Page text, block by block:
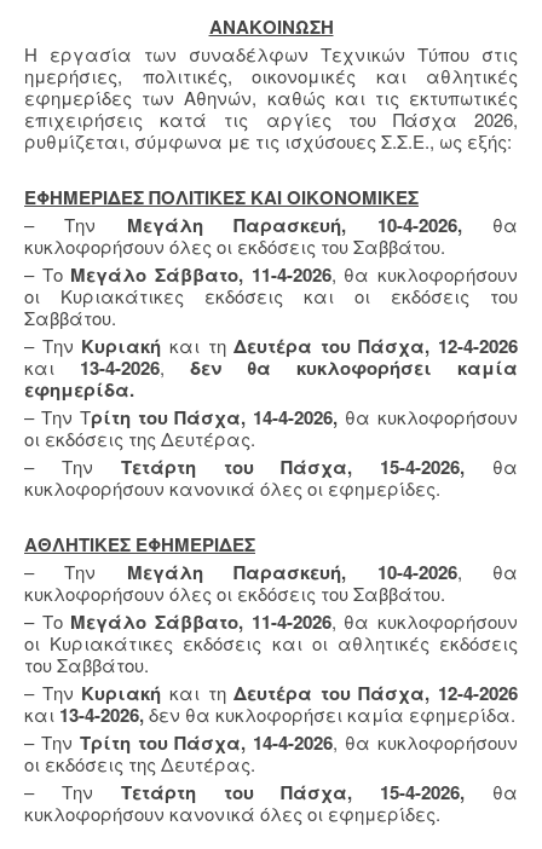
ΑΝΑΚΟΙΝΩΣΗ
Η εργασία των συναδέλφων Τεχνικών Τύπου στις
ημερήσιες, πολιτικές, οικονομικές και αθλητικές
εφημερίδες των Αθηνών, καθώς και τις εκτυπωτικές
επιχειρήσεις κατά τις αργίες του Πάσχα 2026,
ρυθμίζεται, σύμφωνα με τις ισχύσουες Σ.Σ.Ε., ως εξής:
ΕΦΗΜΕΡΙΔΕΣ ΠΟΛΙΤΙΚΕΣ ΚΑΙ ΟΙΚΟΝΟΜΙΚΕΣ
– Την Μεγάλη Παρασκευή, 10-4-2026,θα
κυκλοφορήσουν όλες οι εκδόσεις του Σαββάτου.
– ΤοΜεγάλο Σάββατο, 11-4-2026, θα κυκλοφορήσουν
οι Κυριακάτικες εκδόσεις και οι εκδόσεις του
Σαββάτου.
– Την Κυριακή και τηΔευτέρα του Πάσχα, 12-4-2026
και 13-4-2026, δεν θα κυκλοφορήσει καμία
εφημερίδα.
– Την Τρίτη του Πάσχα, 14-4-2026, θα κυκλοφορήσουν
οι εκδόσεις της Δευτέρας.
– Την Τετάρτη του Πάσχα, 15-4-2026, θα
κυκλοφορήσουν κανονικά όλες οι εφημερίδες.
ΑΘΛΗΤΙΚΕΣ ΕΦΗΜΕΡΙΔΕΣ
– Την Μεγάλη Παρασκευή, 10-4-2026, θα
κυκλοφορήσουν όλες οι εκδόσεις του Σαββάτου.
– Το Μεγάλο Σάββατο, 11-4-2026, θα κυκλοφορήσουν
οι Κυριακάτικες εκδόσεις και οι αθλητικές εκδόσεις
του Σαββάτου.
– Την Κυριακή και τηΔευτέρα του Πάσχα, 12-4-2026
και 13-4-2026,δεν θα κυκλοφορήσει καμία εφημερίδα.
– Την Τρίτη του Πάσχα, 14-4-2026, θα κυκλοφορήσουν
οι εκδόσεις της Δευτέρας.
– Την Τετάρτη του Πάσχα, 15-4-2026, θα
κυκλοφορήσουν κανονικά όλες οι εφημερίδες.